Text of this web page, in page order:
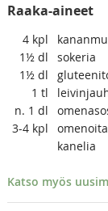
Raaka-aineet
4 kpl
1½ dl
sokeria
1½ dl
1 tl
n. 1 dl
3-4 kpl
omenoita
kanelia
Katso myös